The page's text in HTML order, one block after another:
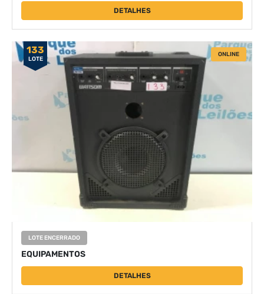
DETALHES
133
LOTE
ONLINE
LOTE ENCERRADO
EQUIPAMENTOS
DETALHES